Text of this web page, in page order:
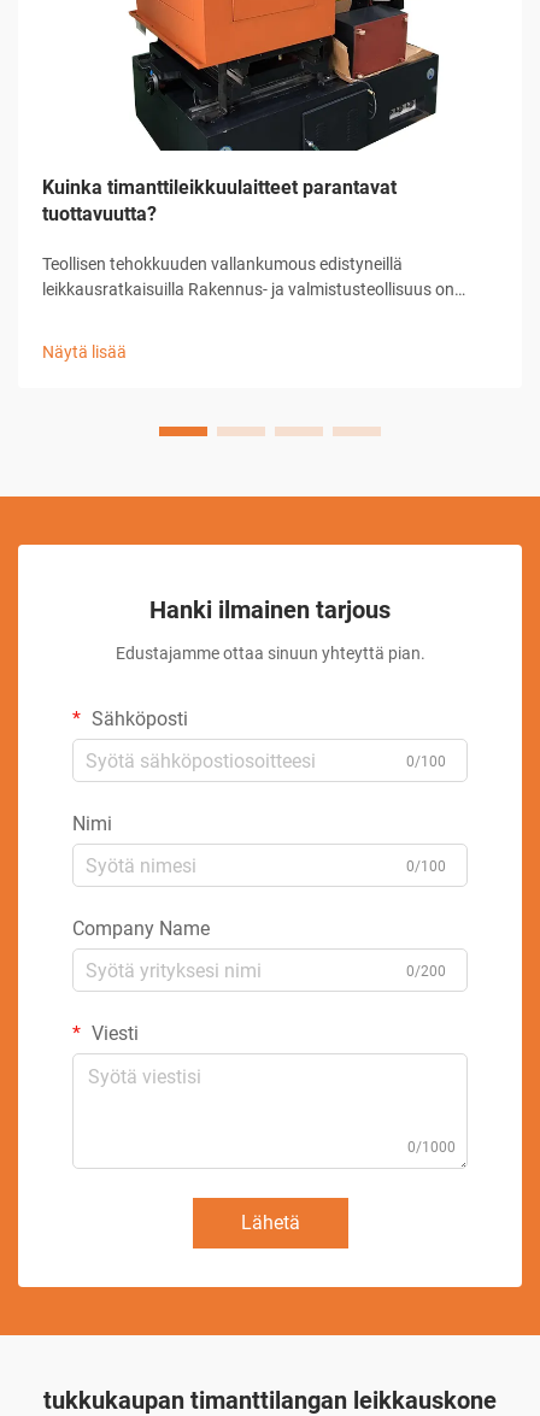
Kuinka timanttileikkuulaitteet parantavat
tuottavuutta?
Teollisen tehokkuuden vallankumous edistyneillä
leikkausratkaisuilla Rakennus- ja valmistusteollisuus on
kehityksessä...
Näytä lisää
Hanki ilmainen tarjous
Edustajamme ottaa sinuun yhteyttä pian.
Sähköposti
0/100
Nimi
0/100
Company Name
0/200
Viesti
0/1000
Lähetä
tukkukaupan timanttilangan leikkauskone